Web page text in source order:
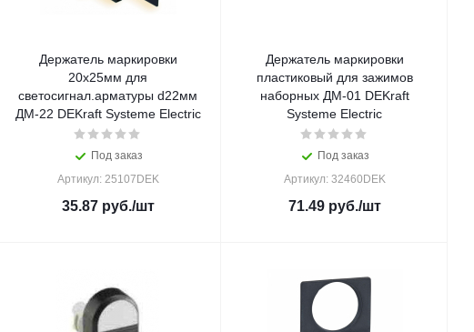
Держатель маркировки
20х25мм для
светосигнал.арматуры d22мм
ДМ-22 DEKraft Systeme Electric
Под заказ
Артикул: 25107DEK
35.87руб./шт
Держатель маркировки
пластиковый для зажимов
наборных ДМ-01 DEKraft
Systeme Electric
Под заказ
Артикул: 32460DEK
71.49руб./шт